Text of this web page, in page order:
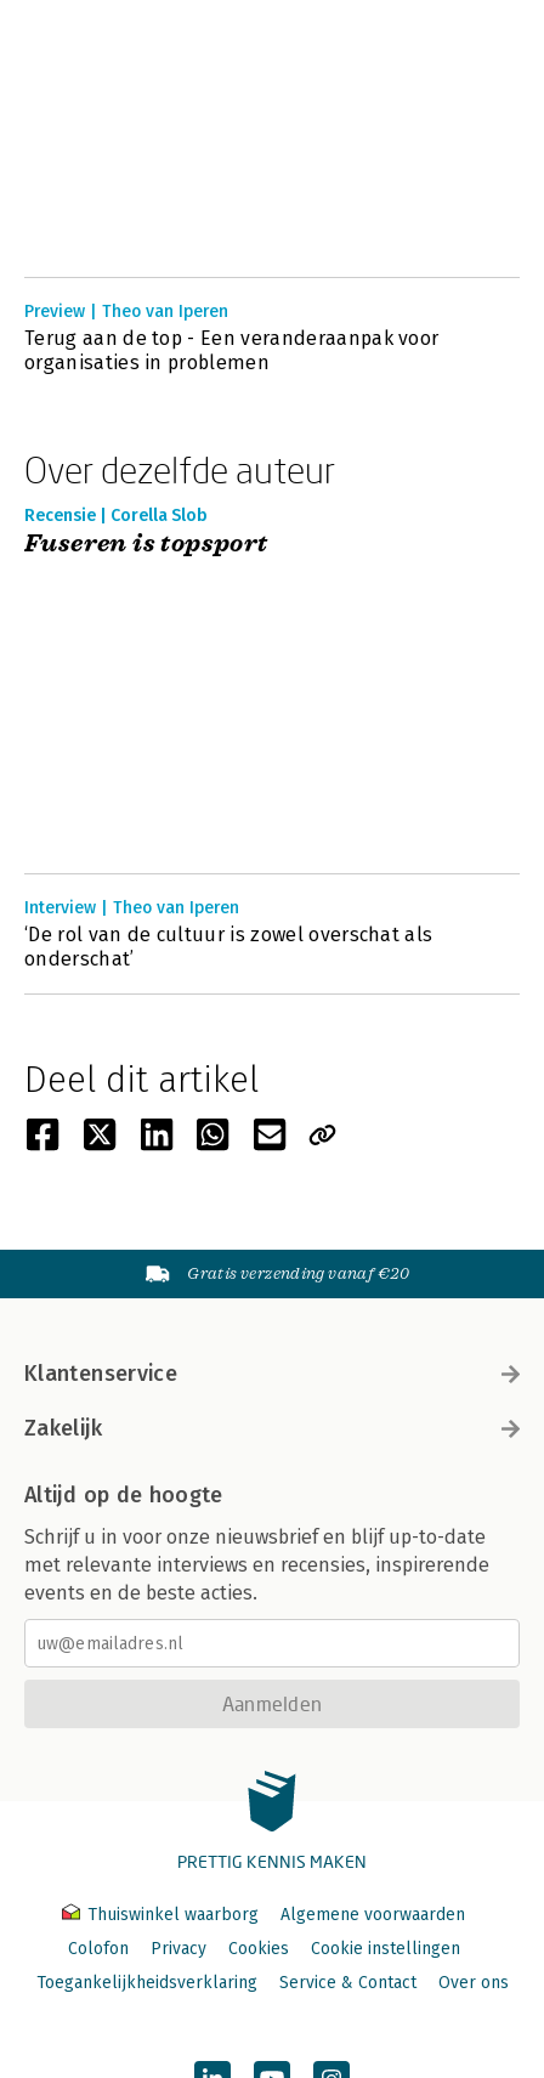
Preview | Theo van Iperen
Terug aan de top - Een veranderaanpak voor
organisaties in problemen
Over dezelfde auteur
Recensie | Corella Slob
Fuseren is topsport
Interview | Theo van Iperen
‘De rol van de cultuur is zowel overschat als
onderschat’
Deel dit artikel
Gratis verzending vanaf €20
Klantenservice
Zakelijk
Altijd op de hoogte
Schrijf u in voor onze nieuwsbrief en blijf up-to-date
met relevante interviews en recensies, inspirerende
events en de beste acties.
Aanmelden
PRETTIG KENNIS MAKEN
Thuiswinkel waarborg
Algemene voorwaarden
Colofon
Privacy Cookies
Cookie instellingen
Toegankelijkheidsverklaring
Service & Contact Over ons